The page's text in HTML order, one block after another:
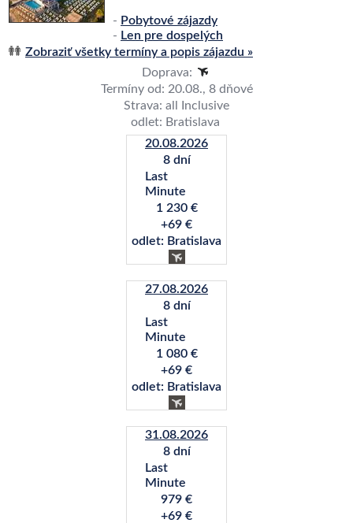
- Pobytové zájazdy
- Len pre dospelých
Zobraziť všetky termíny a popis zájazdu »
Doprava:
Termíny od: 20.08., 8 dňové
Strava: all Inclusive
odlet: Bratislava
20.08.2026
8 dní
Last
Minute
1 230 €
+69 €
odlet: Bratislava
27.08.2026
8 dní
Last
Minute
1 080 €
+69 €
odlet: Bratislava
31.08.2026
8 dní
Last
Minute
979 €
+69 €